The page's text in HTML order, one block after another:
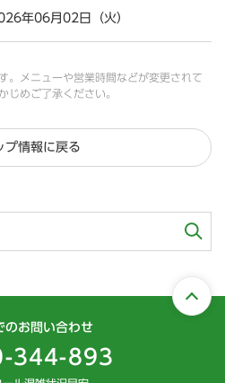
年06月02日（火）
。メニューや営業時間などが変更されて
じめご了承ください。
プ情報に戻る
のお問い合わせ
344-893